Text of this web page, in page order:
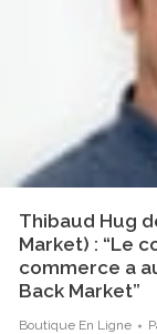
Thibaud Hug
Market) : “Le
commerce a
Back Market”
Boutique En Ligne